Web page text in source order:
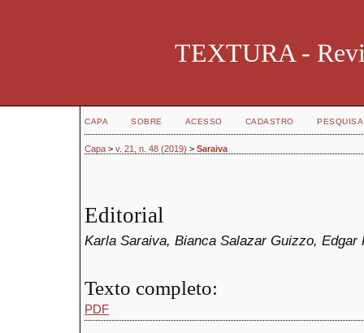
TEXTURA -
CAPA SOBRE ACESSO CADASTRO PESQUISA
Capa > v. 21, n. 48 (2019) > Saraiva
Editorial
Karla Saraiva, Bianca Salazar Guizzo, Edgar
Texto completo:
PDF